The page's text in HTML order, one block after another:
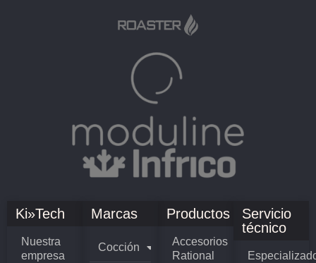
Ki»Tech
Nuestra
empresa
Marcas
Cocción
Productos
Accesorios
Rational
Servicio
técnico